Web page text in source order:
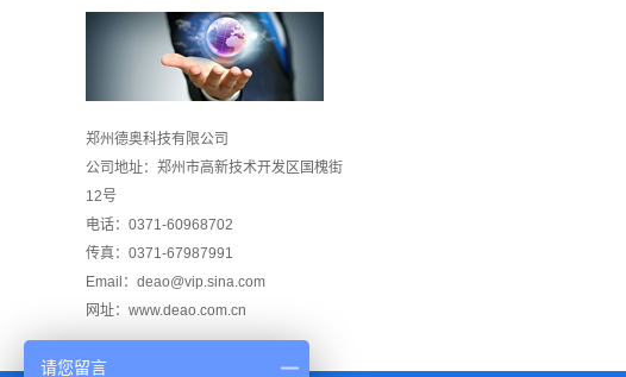
郑州德奥科技有限公司
公司地址：郑州市高新技术开发区国槐街
12号
电话：0371-60968702
传真：0371-67987991
Email：deao@vip.sina.com
网址：www.deao.com.cn
请您留言